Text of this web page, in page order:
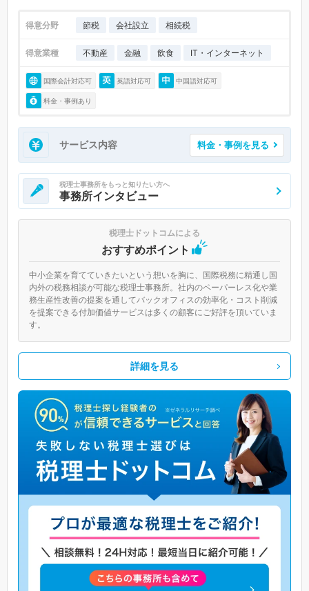
得意分野 節税 会社設立 相続税
得意業種 不動産 金融 飲食 IT・インターネット
国際会計対応可 英語対応可 中国語対応可
料金・事例あり
サービス内容 料金・事例を見る
税理士事務所をもっと知りたい方へ
事務所インタビュー
税理士ドットコムによる
おすすめポイント
中小企業を育てていきたいという想いを胸に、国際税務に精通し国
内外の税務相談が可能な税理士事務所。社内のペーパーレス化や業
務生産性改善の提案を通してバックオフィスの効率化・コスト削減
を提案できる付加価値サービスは多くの顧客にご好評を頂いていま
す。
詳細を見る